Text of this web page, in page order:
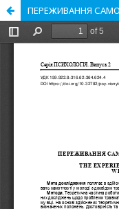
ПЕРЕЖИВАННЯ